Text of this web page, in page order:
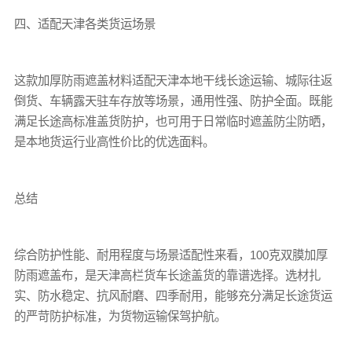
四、适配天津各类货运场景
这款加厚防雨遮盖材料适配天津本地干线长途运输、城际往返
倒货、车辆露天驻车存放等场景，通用性强、防护全面。既能
满足长途高标准盖货防护，也可用于日常临时遮盖防尘防晒，
是本地货运行业高性价比的优选面料。
总结
综合防护性能、耐用程度与场景适配性来看，100克双膜加厚
防雨遮盖布，是天津高栏货车长途盖货的靠谱选择。选材扎
实、防水稳定、抗风耐磨、四季耐用，能够充分满足长途货运
的严苛防护标准，为货物运输保驾护航。